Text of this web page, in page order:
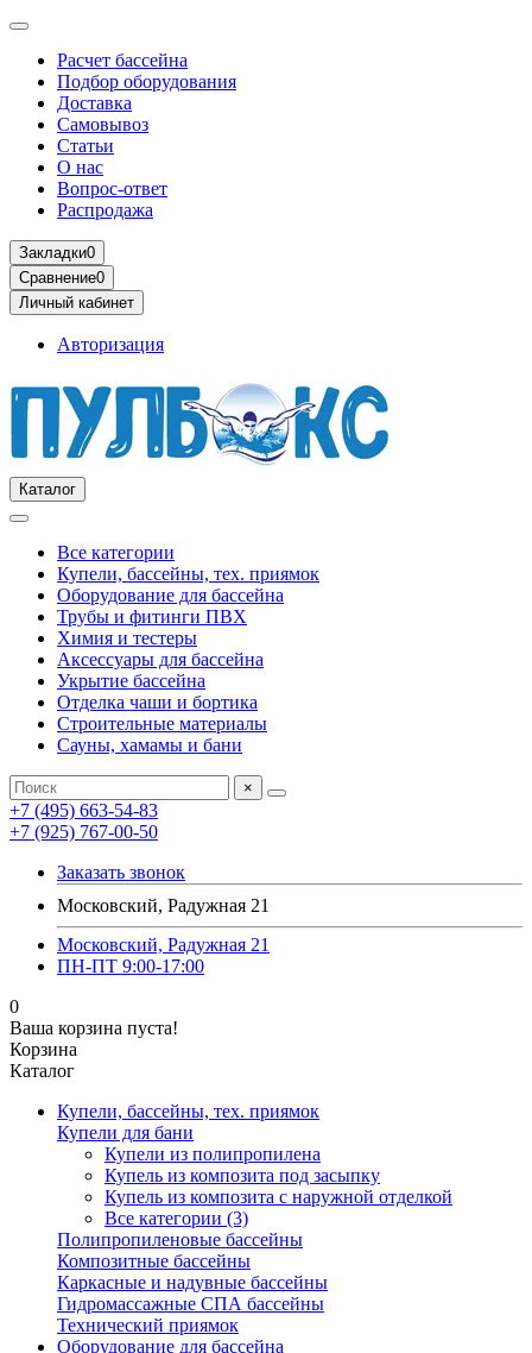
Расчет бассейна
Подбор оборудования
Доставка
Самовывоз
Статьи
О нас
Вопрос-ответ
Распродажа
Закладки0
Сравнение0
Личный кабинет
Авторизация
Каталог
Все категории
Купели, бассейны, тех. приямок
Оборудование для бассейна
Трубы и фитинги ПВХ
Химия и тестеры
Аксессуары для бассейна
Укрытие бассейна
Отделка чаши и бортика
Строительные материалы
Сауны, хамамы и бани
×
+7 (495) 663-54-83
+7 (925) 767-00-50
Заказать звонок
Московский, Радужная 21
Московский, Радужная 21
ПН-ПТ 9:00-17:00
0
Ваша корзина пуста!
Корзина
Каталог
Купели, бассейны, тех. приямок
Купели для бани
Купели из полипропилена
Купель из композита под засыпку
Купель из композита с наружной отделкой
Все категории (3)
Полипропиленовые бассейны
Композитные бассейны
Каркасные и надувные бассейны
Гидромассажные СПА бассейны
Технический приямок
Оборудование для бассейна